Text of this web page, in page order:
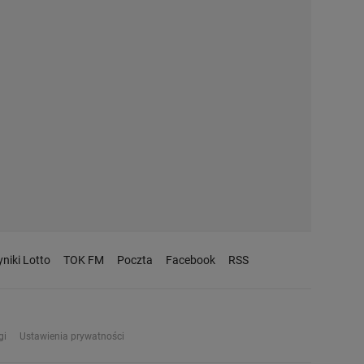
Lotto TOK FM Poczta Facebook RSS
Ustawienia prywatności